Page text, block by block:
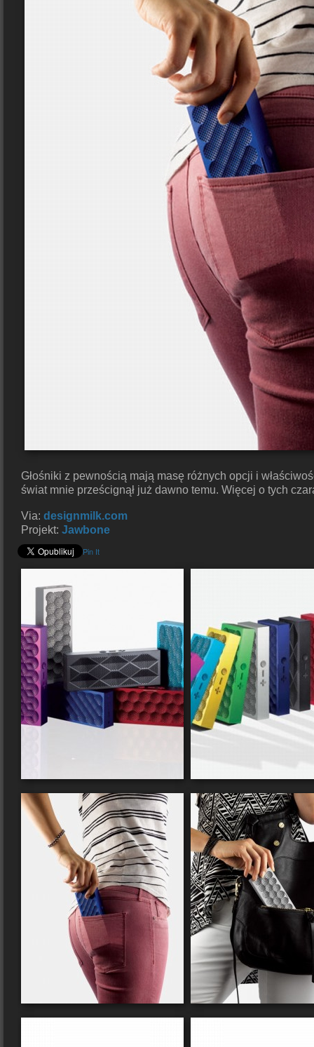
Głośniki z pewnością mają masę różnych opcji i
świat mnie prześcignął już dawno temu. Więcej o tych
Via: designmilk.com
Projekt: Jawbone
Pin It